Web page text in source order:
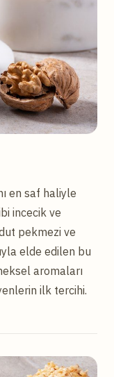
en saf haliyle
incecik ve
pekmezi ve
elde edilen bu
aromaları
ilk tercihi.